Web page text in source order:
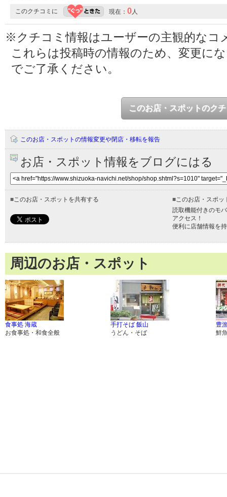
このクチコミに 現在： 0人
※クチコミ情報はユーザーの主観的なコ
これらは投稿時の情報のため、変更に
でご了承ください。
このお店・スポットのク
このお店・スポットの情報変更や閉店・移転を報告
お店・スポット情報をブログにはる
■このお店・スポットを共有する ■このお店・スポッ
読取機能付きのモ
アクセス！
便利に店舗情報を
周辺のお店・スポット
食事処 海蔵
お食事処・和食全般
手打そば 飯山
うどん・そば
豊
鮮